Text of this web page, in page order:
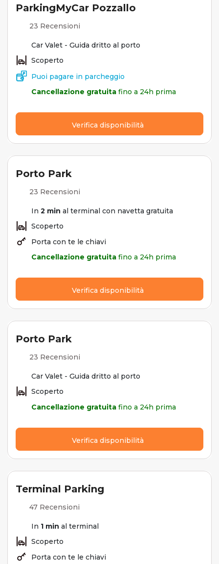
ParkingMyCar Pozzallo
23 Recensioni
Car Valet - Guida dritto al porto
Scoperto
Puoi pagare in parcheggio
Cancellazione gratuita fino a 24h prima
Verifica disponibilità
Porto Park
23 Recensioni
In 2 min al terminal con navetta gratuita
Scoperto
Porta con te le chiavi
Cancellazione gratuita fino a 24h prima
Verifica disponibilità
Porto Park
23 Recensioni
Car Valet - Guida dritto al porto
Scoperto
Cancellazione gratuita fino a 24h prima
Verifica disponibilità
Terminal Parking
47 Recensioni
In 1 min al terminal
Scoperto
Porta con te le chiavi